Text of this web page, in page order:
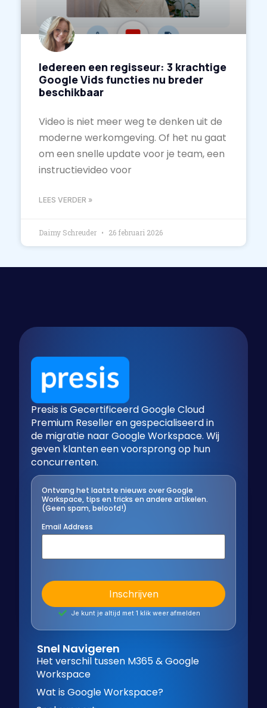
Iedereen een regisseur: 3 krachtige
Google Vids functies nu breder
beschikbaar
Video is niet meer weg te denken uit de
moderne werkomgeving. Of het nu gaat
om een snelle update voor je team, een
instructievideo voor
LEES VERDER »
Daimy Schreuder 26 februari 2026
Presis is Gecertificeerd Google Cloud
Premium Reseller en gespecialiseerd in
de migratie naar Google Workspace. Wij
geven klanten een voorsprong op hun
concurrenten.
Ontvang het laatste nieuws over Google
Workspace, tips en tricks en andere artikelen.
(Geen spam, beloofd!)
Email Address
Je kunt je altijd met 1 klik weer afmelden
Snel Navigeren
Het verschil tussen M365 & Google
Workspace
Wat is Google Workspace?